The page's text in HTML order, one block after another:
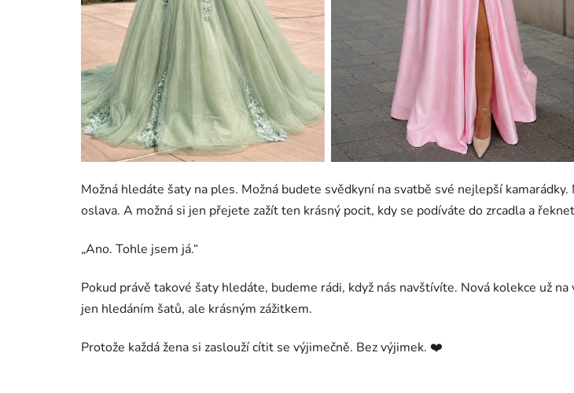
Možná hledáte šaty na ples. Možná budete svědkyní na svatbě své nejlepší
oslava. A možná si jen přejete zažít ten krásný pocit, kdy se podíváte do zrcadla a
„Ano. Tohle jsem já.“
Pokud právě takové šaty hledáte, budeme rádi, když nás navštívíte. Nová kolekce už
jen hledáním šatů, ale krásným zážitkem.
Protože každá žena si zaslouží cítit se výjimečně. Bez výjimek. ❤️